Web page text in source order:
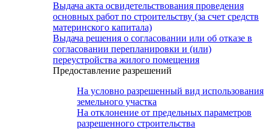
Выдача акта освидетельствования проведения
основных работ по строительству (за счет средств
материнского капитала)
Выдача решения о согласовании или об отказе в
согласовании перепланировки и (или)
переустройства жилого помещения
Предоставление разрешений
На условно разрешенный вид использования
земельного участка
На отклонение от предельных параметров
разрешенного строительства